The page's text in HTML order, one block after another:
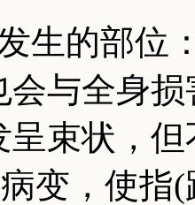
生的部位
会与全身
呈束状，
变，使指